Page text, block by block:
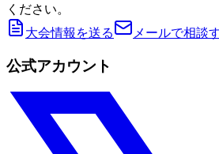
ください。
大会情報を送る
メールで相談
公式アカウント